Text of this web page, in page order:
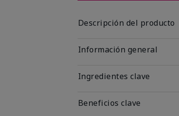
Descripción del producto
Información general
Ingredientes clave
Beneficios clave